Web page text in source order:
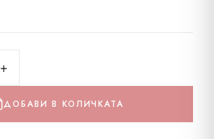
+
ДОБАВИ В КОЛИЧКАТА